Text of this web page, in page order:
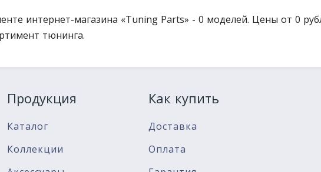
интернет-магазина «Tuning Parts» - 0 моделей. Цены от 0
тюнинга.
Продукция
Каталог
Коллекции
Как купить
Доставка
Оплата